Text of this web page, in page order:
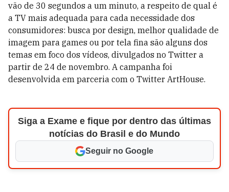
vão de 30 segundos a um minuto, a respeito de qual é
a TV mais adequada para cada necessidade dos
consumidores: busca por design, melhor qualidade de
imagem para games ou por tela fina são alguns dos
temas em foco dos vídeos, divulgados no Twitter a
partir de 24 de novembro. A campanha foi
desenvolvida em parceria com o Twitter ArtHouse.
Siga a Exame e fique por dentro das últimas
notícias do Brasil e do Mundo
Seguir no Google